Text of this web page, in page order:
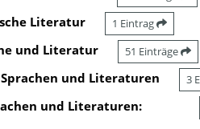
Literatur 1 Eintrag
und Literatur 51 Einträge
und Literaturen 3
und Literaturen: